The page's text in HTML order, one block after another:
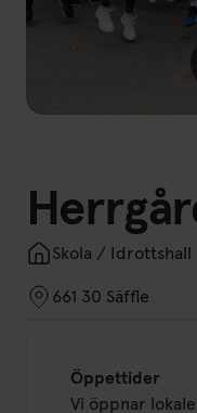
Skola / Idrottshall
661 30 Säffle
Öppettider
Vi öppnar